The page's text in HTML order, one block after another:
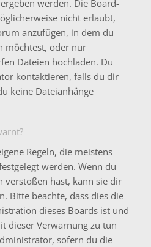
werden. Die Board-
nicht erlaubt,
anzufügen, in dem du
möchtest, oder nur
Dateien hochladen. Du
kontaktieren, falls du dir
keine Dateianhänge
Regeln, die meistens
werden. Wenn du
verstoßen hast, kann sie dir
Bitte beachte, dass dies die
dieses Boards ist und
dieser Verwarnung zu tun
sofern du die